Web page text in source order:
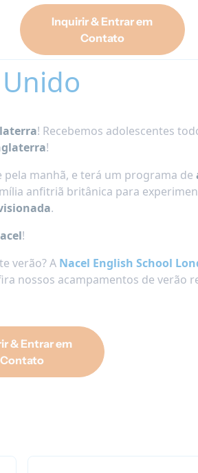
Inquirir & Entrar em
Contato
! Recebemos adolescentes
!
manhã, e terá um programa de
anfitriã britânica para
.
!
verão? A Nacel English School
nossos acampamentos de verão
& Entrar em
Contato